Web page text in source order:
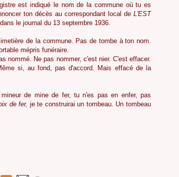
est indiqué le nom de la commune où tu es
ton décès au correspondant local de L'EST
le journal du 13 septembre 1936.
de la commune. Pas de tombe à ton nom.
mépris funéraire.
nommé. Ne pas nommer, c'est nier. C'est effacer.
si, au fond, pas d'accord. Mais effacé de la
de mine de fer, tu n'es pas en enfer, pas
de fer, je te construirai un tombeau. Un tombeau